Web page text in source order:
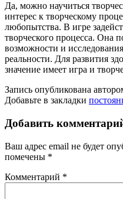
Да, можно научиться
интерес к творческому
любопытства. В игре
творческого процесса. Она
возможности и
реальности. Для развития
значение имеет игра и
Запись опубликована
Добавьте в закладки
Добавить
Ваш адрес email не будет
помечены *
Комментарий *